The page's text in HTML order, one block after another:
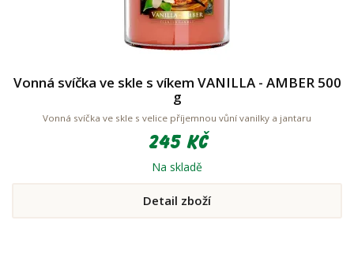
Vonná svíčka ve skle s víkem VANILLA - AMBER 500
g
Vonná svíčka ve skle s velice příjemnou vůní vanilky a jantaru
245 Kč
Na skladě
Detail zboží